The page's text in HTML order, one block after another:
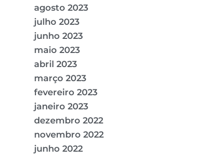
agosto 2023
julho 2023
junho 2023
maio 2023
abril 2023
março 2023
fevereiro 2023
janeiro 2023
dezembro 2022
novembro 2022
junho 2022